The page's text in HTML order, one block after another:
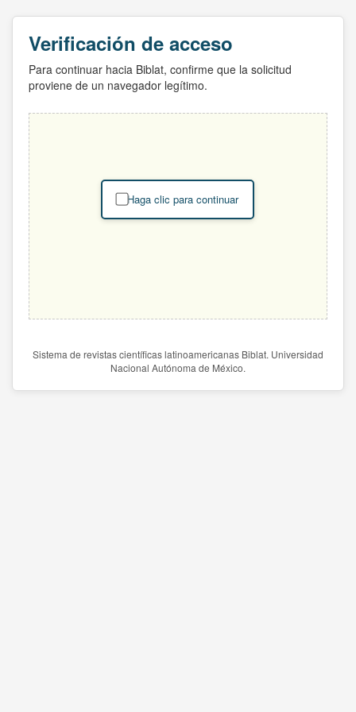
Verificación de acceso
Para continuar hacia Biblat, confirme que la solicitud
proviene de un navegador legítimo.
Haga clic para continuar
Sistema de revistas científicas latinoamericanas Biblat. Universidad
Nacional Autónoma de México.